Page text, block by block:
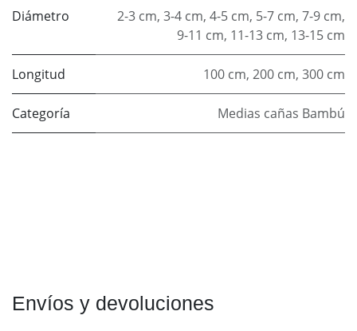
Diámetro 2-3 cm, 3-4 cm, 4-5 cm, 5-7 cm, 7-9 cm,
9-11 cm, 11-13 cm, 13-15 cm
Longitud 100 cm, 200 cm, 300 cm
Categoría Medias cañas Bambú
Envíos y devoluciones